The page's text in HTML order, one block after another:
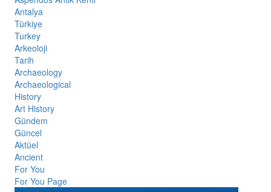
Antalya
Türkiye
Turkey
Arkeoloji
Tarih
Archaeology
Archaeological
History
Art History
Gündem
Güncel
Aktüel
Ancient
For You
For You Page